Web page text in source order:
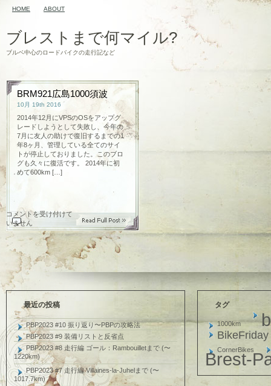
HOME ABOUT
ブレストまで何マイル?
ブルベ中心のロードバイクの走行記など
BRM921広島1000須波
10月 19th 2016
2014年12月にVPSのOSをアップグ
レードしようとして失敗し、今年の
7月に友人の助けで復旧するまでの1
年8ヶ月、管理している全てのサイ
トが停止しておりました。このブロ
グも久々に復活です。 2014年に初
めて600km […]
BRM921
広
島
1000
須
コメントを受け付けて
いません
最近の投稿
PBP2023 #10 振り返り〜PBPの攻略法
PBP2023 #9 装備リストと反省点
PBP2023 #8 走行編 ゴール：Rambouilletまで (〜
1220km)
PBP2023 #7 走行編 Villaines-la-Juhelまで (〜
1017.7km)
タグ
1000km
BikeFriday
CornerBikes
Brest-